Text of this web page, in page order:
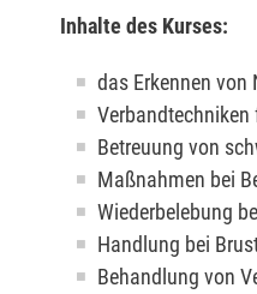
Inhalte des Kurses:
das Erkennen
Verbandtechniken
Betreuung von
Maßnahmen bei
Wiederbelebung
Handlung bei
Behandlung von